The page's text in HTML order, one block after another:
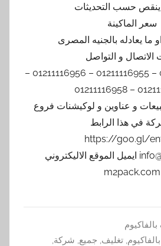
ينقص حسب التحديثات
سعر الماكينة
الاتصال و التواصل
موبايل 01211116954 – 01211116955 – 01211116956 –
و عناوين و لوكيشنات فروع
في هذا الرابط
https://goo.gl/
info@m2pack.com ايميل الموقع الاليكتروني
m2pack.com
بالفاكيوم,تغليف, جميع, شركة,